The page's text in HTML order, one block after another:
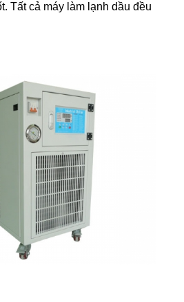
Tất cả máy làm lạnh dầu đều